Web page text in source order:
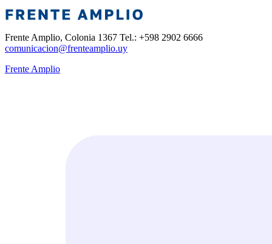
Frente Amplio, Colonia 1367 Tel.: +598 2902 6666
comunicacion@frenteamplio.uy
Frente Amplio